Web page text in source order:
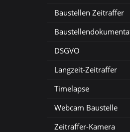
Baustellen Zeitraffer
DSGVO
Langzeit-Zeitraffer
Timelapse
Webcam Baustelle
Zeitraffer-Kamera